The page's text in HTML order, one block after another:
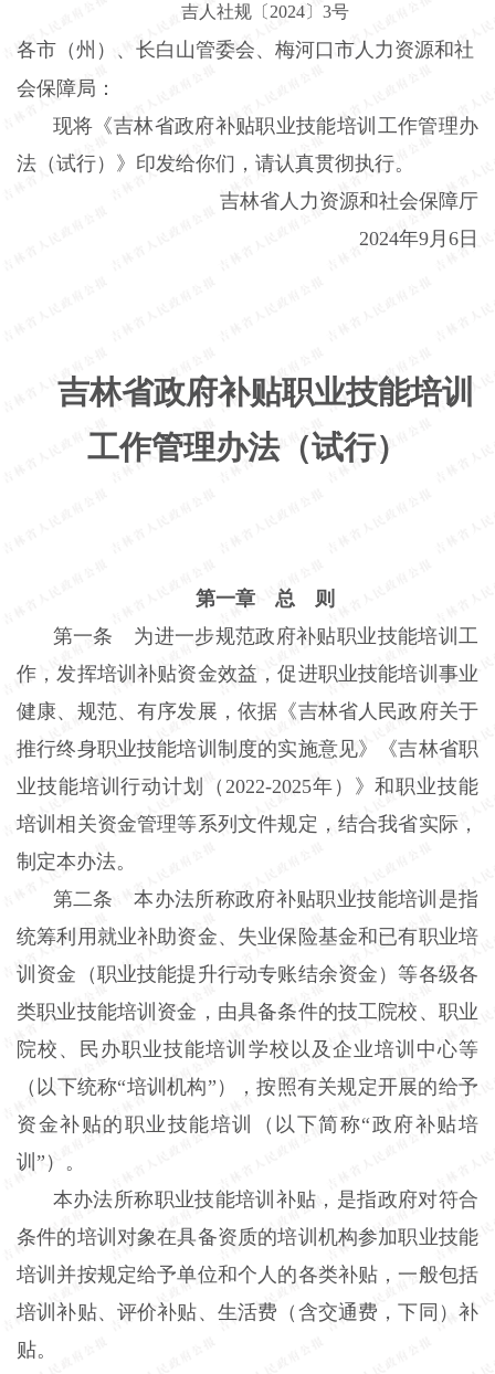
吉人社规〔2024〕3号
各市（州）、长白山管委会、梅河口市人力资源和社
会保障局：
现将《吉林省政府补贴职业技能培训工作管理办
法（试行）》印发给你们，请认真贯彻执行。
吉林省人力资源和社会保障厅
2024年9月6日
吉林省政府补贴职业技能培训
工作管理办法（试行）
第一章 总 则
第一条 为进一步规范政府补贴职业技能培训工
作，发挥培训补贴资金效益，促进职业技能培训事业
健康、规范、有序发展，依据《吉林省人民政府关于
推行终身职业技能培训制度的实施意见》《吉林省职
业技能培训行动计划（2022-2025年）》和职业技能
培训相关资金管理等系列文件规定，结合我省实际，
制定本办法。
第二条 本办法所称政府补贴职业技能培训是指
统筹利用就业补助资金、失业保险基金和已有职业培
训资金（职业技能提升行动专账结余资金）等各级各
类职业技能培训资金，由具备条件的技工院校、职业
院校、民办职业技能培训学校以及企业培训中心等
（以下统称“培训机构”），按照有关规定开展的给予
资金补贴的职业技能培训（以下简称“政府补贴培
训”）。
本办法所称职业技能培训补贴，是指政府对符合
条件的培训对象在具备资质的培训机构参加职业技能
培训并按规定给予单位和个人的各类补贴，一般包括
培训补贴、评价补贴、生活费（含交通费，下同）补
贴。